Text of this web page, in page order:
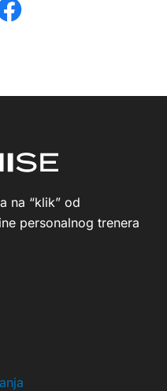
na “klik” od
personalnog trenera